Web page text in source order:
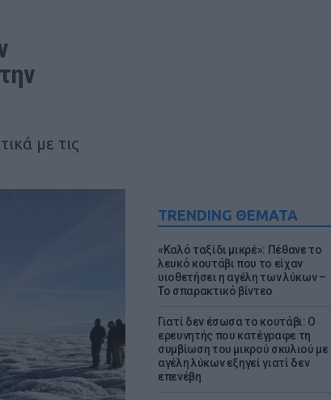
TRENDING ΘΕΜΑΤΑ
«Καλό ταξίδι μικρέ»: Πέθανε το
λευκό κουτάβι που το είχαν
υιοθετήσει η αγέλη των λύκων –
Το σπαρακτικό βίντεο
Γιατί δεν έσωσα το κουτάβι: Ο
ερευνητής που κατέγραφε τη
συμβίωση του μικρού σκυλιού με
αγέλη λύκων εξηγεί γιατί δεν
επενέβη
με τις